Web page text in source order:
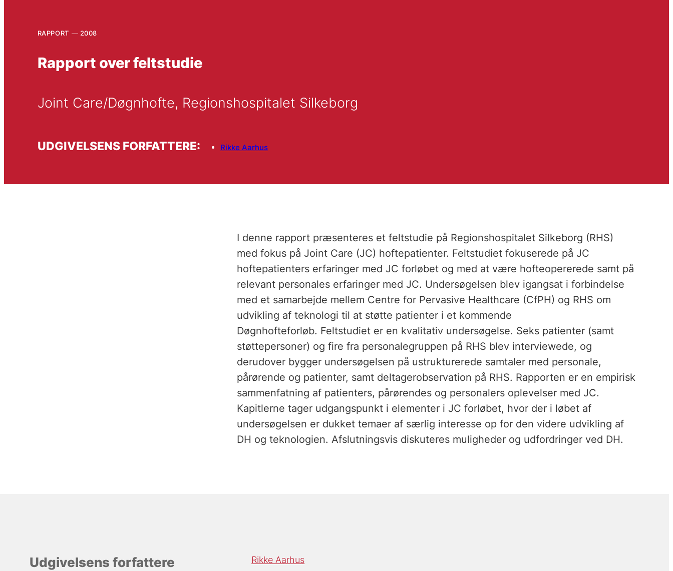
RAPPORT 2008
Rapport over feltstudie
Joint Care/Døgnhofte, Regionshospitalet Silkeborg
UDGIVELSENS FORFATTERE: Rikke Aarhus
I denne rapport præsenteres et feltstudie på Regionshospitalet Silkeborg (RHS)
med fokus på Joint Care (JC) hoftepatienter. Feltstudiet fokuserede på JC
hoftepatienters erfaringer med JC forløbet og med at være hofteopererede samt på
relevant personales erfaringer med JC. Undersøgelsen blev igangsat i forbindelse
med et samarbejde mellem Centre for Pervasive Healthcare (CfPH) og RHS om
udvikling af teknologi til at støtte patienter i et kommende
Døgnhofteforløb. Feltstudiet er en kvalitativ undersøgelse. Seks patienter (samt
støttepersoner) og fire fra personalegruppen på RHS blev interviewede, og
derudover bygger undersøgelsen på ustrukturerede samtaler med personale,
pårørende og patienter, samt deltagerobservation på RHS. Rapporten er en empirisk
sammenfatning af patienters, pårørendes og personalers oplevelser med JC.
Kapitlerne tager udgangspunkt i elementer i JC forløbet, hvor der i løbet af
undersøgelsen er dukket temaer af særlig interesse op for den videre udvikling af
DH og teknologien. Afslutningsvis diskuteres muligheder og udfordringer ved DH.
Udgivelsens forfattere Rikke Aarhus